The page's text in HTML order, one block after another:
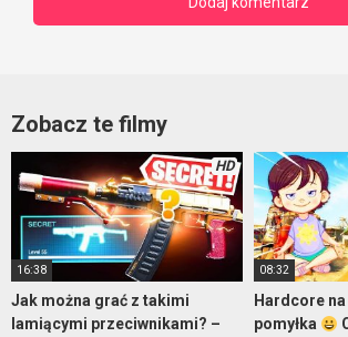
Zobacz te filmy
HD
16:38
Jak można grać z takimi
lamiącymi przeciwnikami? –
08:32
Hardcore
pomyłka